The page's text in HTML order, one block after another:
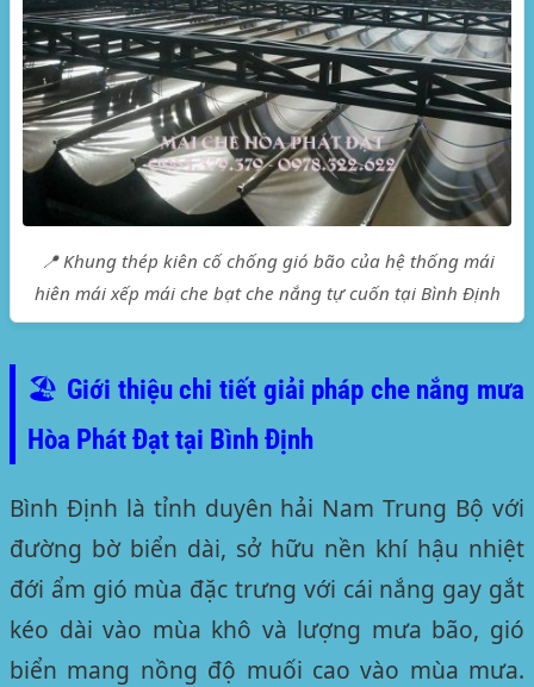
📍 Khung thép kiên cố chống gió bão của hệ thống mái
hiên mái xếp mái che bạt che nắng tự cuốn tại Bình Định
🏖️ Giới thiệu chi tiết giải pháp che nắng mưa
Hòa Phát Đạt tại Bình Định
Bình Định là tỉnh duyên hải Nam Trung Bộ với
đường bờ biển dài, sở hữu nền khí hậu nhiệt
đới ẩm gió mùa đặc trưng với cái nắng gay gắt
kéo dài vào mùa khô và lượng mưa bão, gió
biển mang nồng độ muối cao vào mùa mưa.